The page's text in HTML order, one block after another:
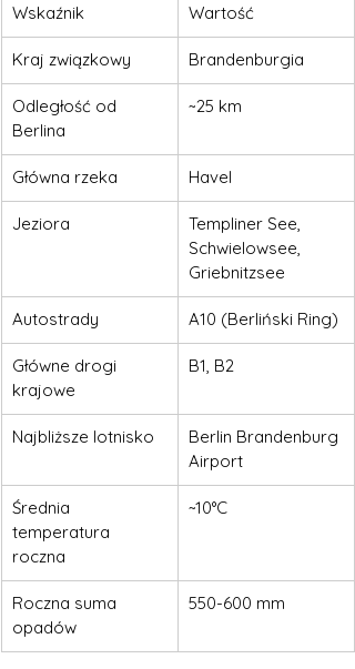
Wskaźnik Wartość
Kraj związkowy Brandenburgia
Odległość od
Berlina
~25 km
Główna rzeka Havel
Jeziora
Templiner See,
Schwielowsee,
Griebnitzsee
Autostrady A10 (Berliński Ring)
Główne drogi
krajowe
B1, B2
Najbliższe lotnisko
Berlin Brandenburg
Airport
Średnia
temperatura
roczna
~10°C
Roczna suma
opadów
550-600 mm